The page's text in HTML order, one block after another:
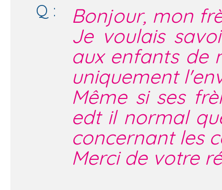
Q :
Bonjour, mon
Je voulais
aux enfants de
uniquement
Même si ses
edt il normal
concernant les
Merci de votre